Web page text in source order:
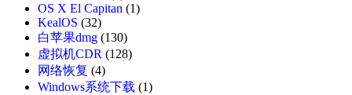
OS X El Capitan (1)
KealOS (32)
白苹果dmg (130)
虚拟机CDR (128)
网络恢复 (4)
Windows系统下载 (1)